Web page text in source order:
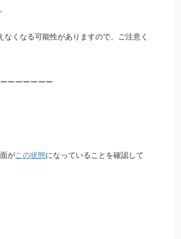
くなる可能性がありますので、ご注意く
ーーーーーー
がこの状態になっていることを確認して